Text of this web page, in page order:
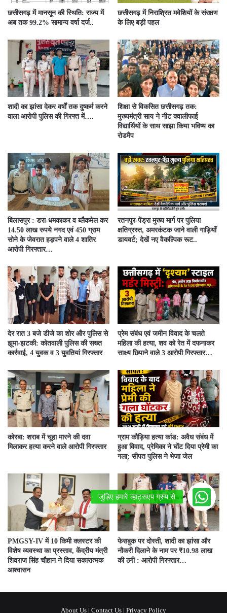
छत्तीसगढ़ में मानसून की स्थिति: राज्य में
अब तक 99.2% सामान्य वर्षा दर्ज..
छत्तीसगढ़ में निराश्रित मवेशियों के संरक्षण
के लिए बड़ी पहल
शादी का झांसा देकर वर्षों तक दुष्कर्म करने
वाला आरोपी पुलिस की गिरफ्त में….
शिक्षा से विकसित छत्तीसगढ़ तक:
मुख्यमंत्री साय ने नीट क्वालीफाई
विद्यार्थियों के साथ साझा किया भविष्य का
रोडमैप
बिलासपुर : डरा-धमकाकर व ब्लैकमेल कर
14.50 लाख रुपये नगद एवं 450 ग्राम
सोने के जेवरात हड़पने वाले 4 शातिर
आरोपी गिरफ्तार…
रतनपुर-पेंड्रा मुख्य मार्ग पर पुलिया
क्षतिग्रस्त, अमरकंटक जाने वाली गाड़ियाँ
डायवर्ट; देखें नए वैकल्पिक रूट..
देर रात 3 बजे डीजे का शोर और पुलिस से
झूमा-झटकी: कोतवाली पुलिस की सख्त
कार्रवाई, 4 युवक व 3 युवतियां गिरफ्तार
प्रेम संबंध एवं जमीन विवाद के चलते
महिला की हत्या, शव को रेत में दफनाकर
साक्ष्य छिपाने वाले 3 आरोपी गिरफ्तार…
कोरबा: शराब में चूहा मारने की दवा
मिलाकर हत्या करने वाले आरोपी गिरफ्तार
ग्राम कौड़िया हत्या कांड: अवैध संबंध में
हुआ विवाद, प्रेमिका ने घोंट दिया प्रेमी का
गला; सीपत पुलिस ने भेजा जेल
PMGSY-IV में 10 किमी क्लस्टर की
विशेष व्यवस्था का प्रस्ताव, केंद्रीय मंत्री
शिवराज सिंह चौहान ने दिया सकारात्मक
आश्वासन
फेसबुक पर दोस्ती, शादी का झांसा और
नौकरी दिलाने के नाम पर ₹10.98 लाख
की ठगी : आरोपी गिरफ्तार…
About Us | Contact Us | Privacy Policy